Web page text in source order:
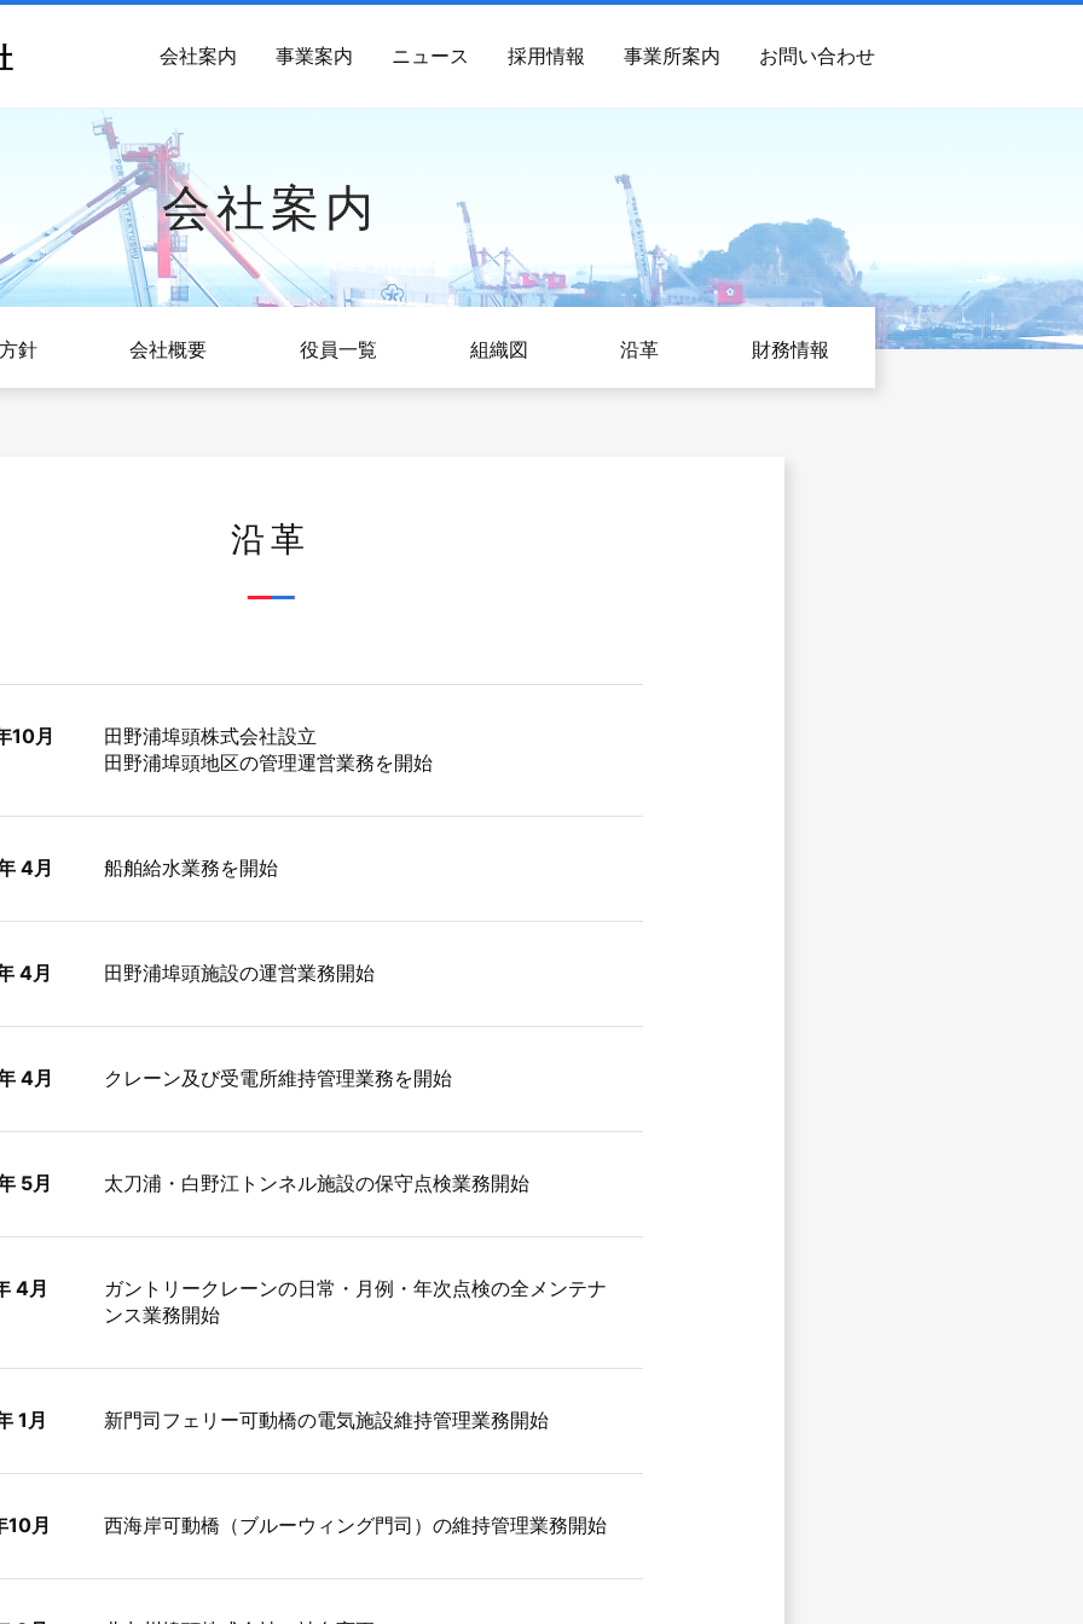
会社案内 事業案内 ニュース 採用情報 事業所案内 お問い合わせ
会社案内
針 会社概要 役員一覧 組織図 沿革 財務情報
沿革
10月
田野浦埠頭株式会社設立
田野浦埠頭地区の管理運営業務を開始
4月 船舶給水業務を開始
4月 田野浦埠頭施設の運営業務開始
4月 クレーン及び受電所維持管理業務を開始
5月 太刀浦・白野江トンネル施設の保守点検業務開始
4月
ガントリークレーンの日常・月例・年次点検の全メンテナ
ンス業務開始
1月 新門司フェリー可動橋の電気施設維持管理業務開始
10月 西海岸可動橋（ブルーウィング門司）の維持管理業務開始